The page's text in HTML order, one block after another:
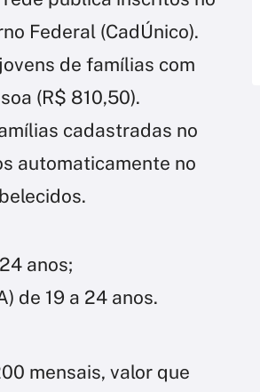
Federal (CadÚnico).
de famílias com
(R$ 810,50).
cadastradas no
automaticamente no
anos;
de 19 a 24 anos.
mensais, valor que